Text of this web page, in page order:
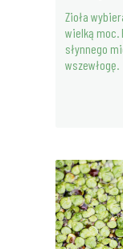
Zioła
wielką moc.
słynnego
wszewłogę.